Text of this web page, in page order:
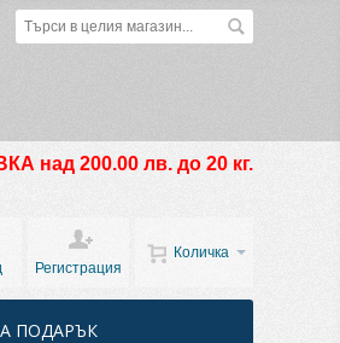
над 200.00 лв. до 20 кг.
Количка
Регистрация
ПОДАРЪК